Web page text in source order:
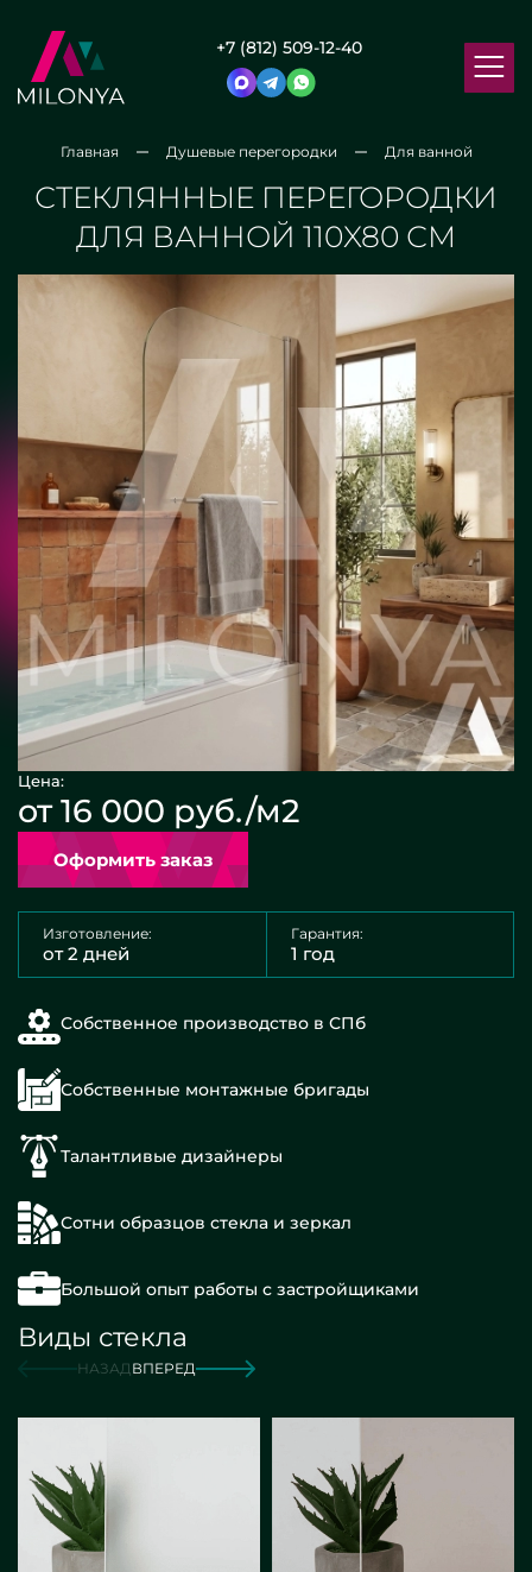
+7 (812) 509-12-40
Главная Душевые перегородки Для ванной
СТЕКЛЯННЫЕ ПЕРЕГОРОДКИ
ДЛЯ ВАННОЙ 110X80 СМ
Цена:
от 16 000 руб./м2
Оформить заказ
Изготовление:
от 2 дней
Гарантия:
1 год
Собственное производство в СПб
Собственные монтажные бригады
Талантливые дизайнеры
Сотни образцов стекла и зеркал
Большой опыт работы с застройщиками
Виды стекла
НАЗАДВПЕРЕД